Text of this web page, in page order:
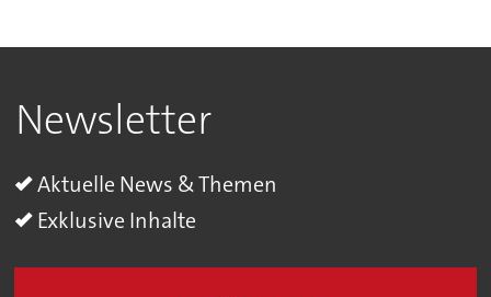
Newsletter
Aktuelle News & Themen
Exklusive Inhalte